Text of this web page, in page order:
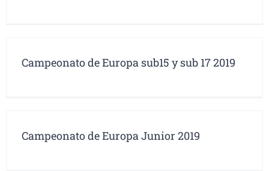
Campeonato de Europa sub15 y sub 17 2019
Campeonato de Europa Junior 2019